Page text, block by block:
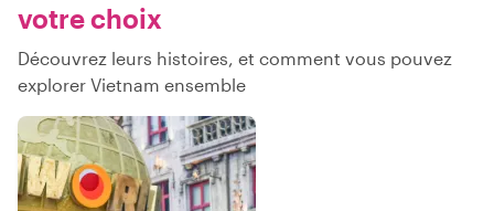
votre choix
Découvrez leurs histoires, et comment vous pouvez
explorer Vietnam ensemble